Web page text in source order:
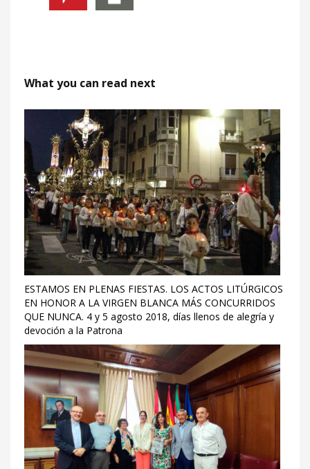
What you can read next
ESTAMOS EN PLENAS FIESTAS. LOS ACTOS LITÚRGICOS
EN HONOR A LA VIRGEN BLANCA MÁS CONCURRIDOS
QUE NUNCA. 4 y 5 agosto 2018, días llenos de alegría y
devoción a la Patrona